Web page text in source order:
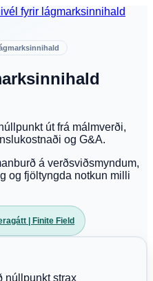
fyrir lágmarksinnihald
út frá málmverði,
og G&A.
á verðsviðsmyndum,
og fjöltyngda notkun milli
| Finite Field
núllpunkt strax